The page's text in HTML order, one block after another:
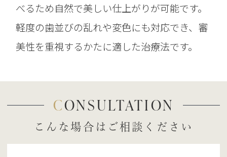
べるため自然で美しい仕上がりが可能です。
軽度の歯並びの乱れや変色にも対応でき、審
美性を重視するかたに適した治療法です。
CONSULTATION
こんな場合はご相談ください